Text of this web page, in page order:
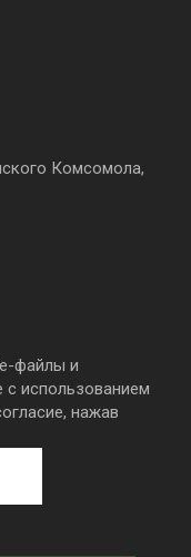
Комсомола,
файлы и
использованием
нажав